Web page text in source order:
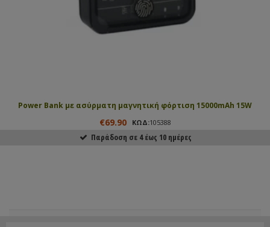
Power Bank με ασύρματη μαγνητική φόρτιση 15000mAh 15W
€69.90 ΚΩΔ:105388
Παράδοση σε 4 έως 10 ημέρες